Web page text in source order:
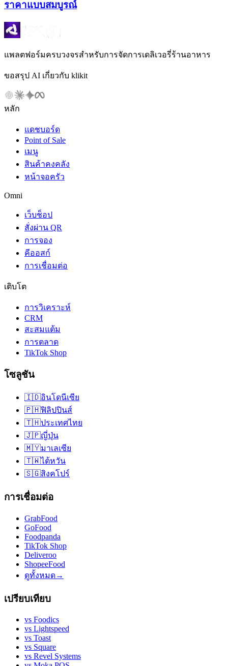
ราคาแบบสมบูรณ์
แพลตฟอร์มครบวงจรสำหรับการจัดการเดลิเวอรี่ร้านอาหาร
ขอสรุป AI เกี่ยวกับ klikit
หลัก
แดชบอร์ด
Point of Sale
เมนู
สินค้าคงคลัง
หน้าจอครัว
Omni
เว็บช็อป
สั่งผ่าน QR
การจอง
คีออสก์
การเชื่อมต่อ
เติบโต
การวิเคราะห์
CRM
สะสมแต้ม
การตลาด
TikTok Shop
โซลูชัน
🇮🇩อินโดนีเซีย
🇵🇭ฟิลิปปินส์
🇹🇭ประเทศไทย
🇯🇵ญี่ปุ่น
🇲🇾มาเลเซีย
🇹🇼ไต้หวัน
🇸🇬สิงคโปร์
การเชื่อมต่อ
GrabFood
GoFood
Foodpanda
TikTok Shop
Deliveroo
ShopeeFood
ดูทั้งหมด→
เปรียบเทียบ
vs Foodics
vs Lightspeed
vs Toast
vs Square
vs Revel Systems